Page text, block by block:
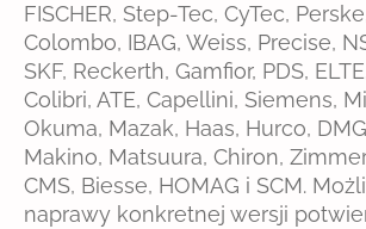
FISCHER, Step-Tec, CyTec,
Colombo, IBAG, Weiss, Precise,
SKF, Reckerth, Gamfior, PDS,
Colibri, ATE, Capellini, Siemens,
Okuma, Mazak, Haas, Hurco,
Makino, Matsuura, Chiron,
CMS, Biesse, HOMAG i SCM.
naprawy konkretnej wersji